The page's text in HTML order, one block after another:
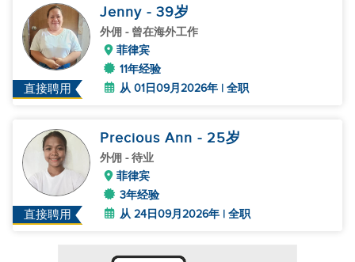
直接聘用
Jenny - 39岁
外佣 - 曾在海外工作
菲律宾
11年经验
从 01日09月2026年 | 全职
直接聘用
Precious Ann - 25岁
外佣 - 待业
菲律宾
3年经验
从 24日09月2026年 | 全职